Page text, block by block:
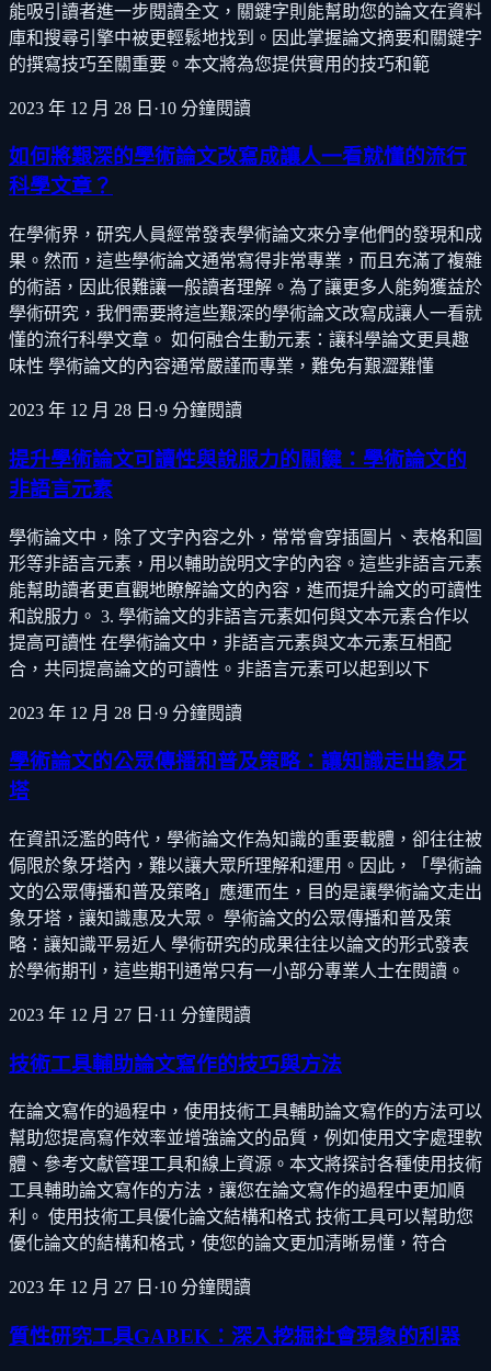
能吸引讀者進一步閱讀全文，關鍵字則能幫助您的論文在資料
庫和搜尋引擎中被更輕鬆地找到。因此掌握論文摘要和關鍵字
的撰寫技巧至關重要。本文將為您提供實用的技巧和範
2023 年 12 月 28 日 ·10 分鐘閱讀
如何將艱深的學術論文改寫成讓人一看就懂的流行
科學文章？
在學術界，研究人員經常發表學術論文來分享他們的發現和成
果。然而，這些學術論文通常寫得非常專業，而且充滿了複雜
的術語，因此很難讓一般讀者理解。為了讓更多人能夠獲益於
學術研究，我們需要將這些艱深的學術論文改寫成讓人一看就
懂的流行科學文章。 如何融合生動元素：讓科學論文更具趣
味性 學術論文的內容通常嚴謹而專業，難免有艱澀難懂
2023 年 12 月 28 日 ·9 分鐘閱讀
提升學術論文可讀性與說服力的關鍵：學術論文的
非語言元素
學術論文中，除了文字內容之外，常常會穿插圖片、表格和圖
形等非語言元素，用以輔助說明文字的內容。這些非語言元素
能幫助讀者更直觀地瞭解論文的內容，進而提升論文的可讀性
和說服力。 3. 學術論文的非語言元素如何與文本元素合作以
提高可讀性 在學術論文中，非語言元素與文本元素互相配
合，共同提高論文的可讀性。非語言元素可以起到以下
2023 年 12 月 28 日 ·9 分鐘閱讀
學術論文的公眾傳播和普及策略：讓知識走出象牙
塔
在資訊泛濫的時代，學術論文作為知識的重要載體，卻往往被
侷限於象牙塔內，難以讓大眾所理解和運用。因此，「學術論
文的公眾傳播和普及策略」應運而生，目的是讓學術論文走出
象牙塔，讓知識惠及大眾。 學術論文的公眾傳播和普及策
略：讓知識平易近人 學術研究的成果往往以論文的形式發表
於學術期刊，這些期刊通常只有一小部分專業人士在閱讀。
2023 年 12 月 27 日 ·11 分鐘閱讀
技術工具輔助論文寫作的技巧與方法
在論文寫作的過程中，使用技術工具輔助論文寫作的方法可以
幫助您提高寫作效率並增強論文的品質，例如使用文字處理軟
體、參考文獻管理工具和線上資源。本文將探討各種使用技術
工具輔助論文寫作的方法，讓您在論文寫作的過程中更加順
利。 使用技術工具優化論文結構和格式 技術工具可以幫助您
優化論文的結構和格式，使您的論文更加清晰易懂，符合
2023 年 12 月 27 日 ·10 分鐘閱讀
質性研究工具GABEK：深入挖掘社會現象的利器